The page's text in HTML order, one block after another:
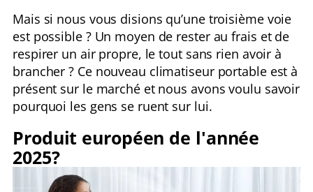
Mais si nous vous disions qu’une troisième voie
est possible ? Un moyen de rester au frais et de
respirer un air propre, le tout sans rien avoir à
brancher ? Ce nouveau climatiseur portable est à
présent sur le marché et nous avons voulu savoir
pourquoi les gens se ruent sur lui.
Produit européen de l'année
2025?